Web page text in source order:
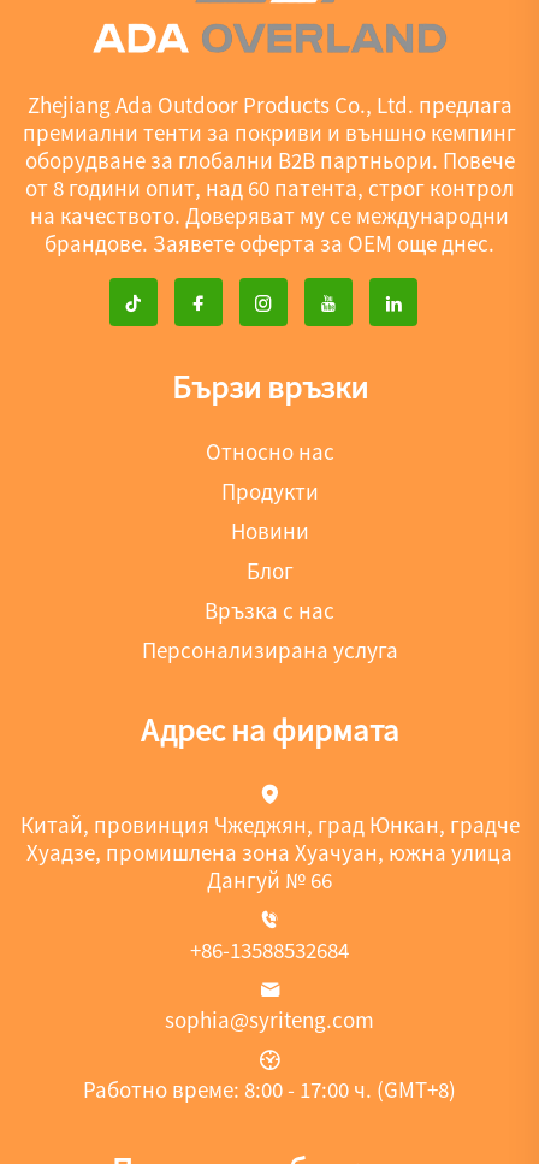
Zhejiang Ada Outdoor Products Co., Ltd. предлага
премиални тенти за покриви и външно кемпинг
оборудване за глобални B2B партньори. Повече
от 8 години опит, над 60 патента, строг контрол
на качеството. Доверяват му се международни
брандове. Заявете оферта за OEM още днес.
Бързи връзки
Относно нас
Продукти
Новини
Блог
Връзка с нас
Персонализирана услуга
Адрес на фирмата
Китай, провинция Чжеджян, град Юнкан, градче
Хуадзе, промишлена зона Хуачуан, южна улица
Дангуй № 66
+86-13588532684
sophia@syriteng.com
Работно време: 8:00 - 17:00 ч. (GMT+8)